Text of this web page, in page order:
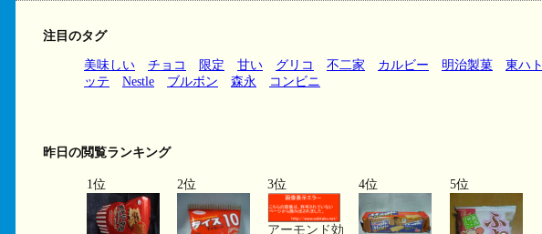
注目のタグ
美味しい チョコ 限定 甘い グリコ 不二家 カルビー 明治製菓 東ハト
ッテ
Nestle ブルボン 森永 コンビニ
昨日の閲覧ランキング
1位 2位 3位
アーモンド効
4位 5位